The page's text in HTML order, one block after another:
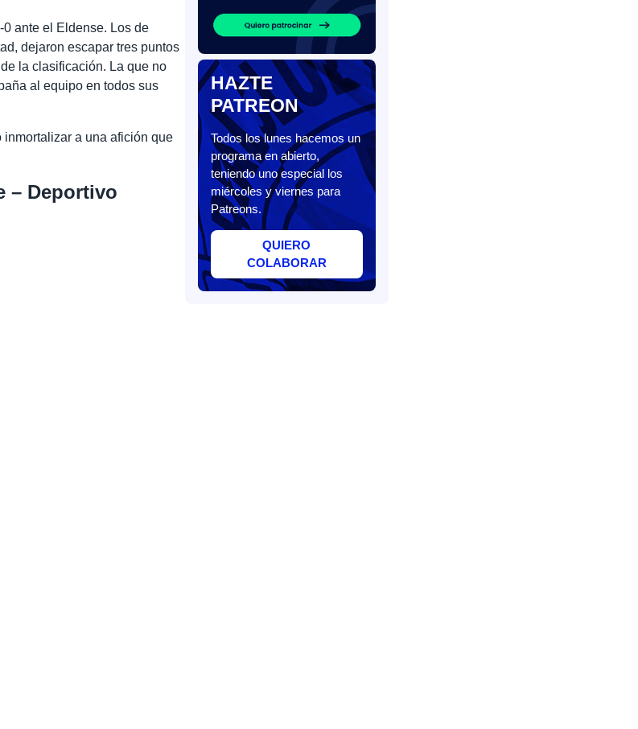
ante el Eldense. Los de
dejaron escapar tres puntos
la clasificación. La que no
al equipo en todos sus
inmortalizar a una afición que
– Deportivo
HAZTE
PATREON
Todos los lunes hacemos un
programa en abierto,
teniendo uno especial los
miércoles y viernes para
Patreons.
QUIERO
COLABORAR